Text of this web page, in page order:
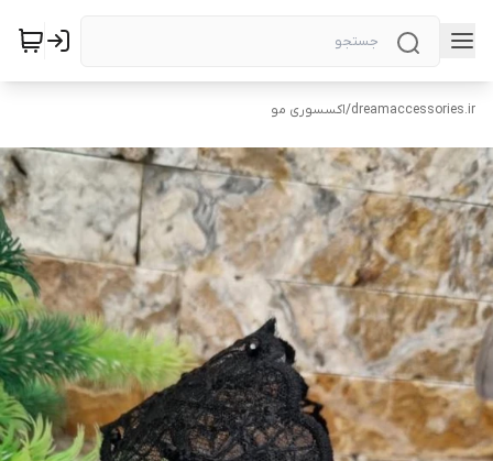
dreamaccessories.ir
/اکسسوری مو